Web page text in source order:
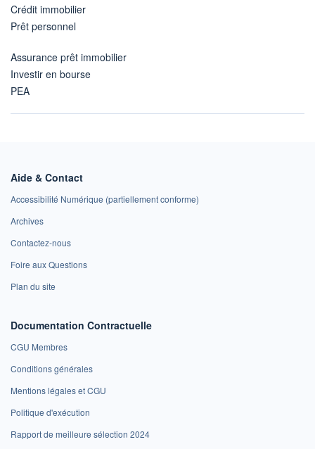
Crédit immobilier
Prêt personnel
Assurance prêt immobilier
Investir en bourse
PEA
Aide & Contact
Accessibilité Numérique (partiellement conforme)
Archives
Contactez-nous
Foire aux Questions
Plan du site
Documentation Contractuelle
CGU Membres
Conditions générales
Mentions légales et CGU
Politique d'exécution
Rapport de meilleure sélection 2024